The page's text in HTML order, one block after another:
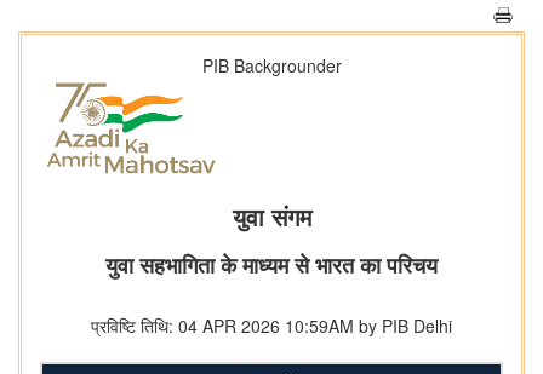
PIB Backgrounder
युवा संगम
युवा सहभागिता के माध्यम से भारत का परिचय
प्रविष्टि तिथि: 04 APR 2026 10:59AM by PIB Delhi